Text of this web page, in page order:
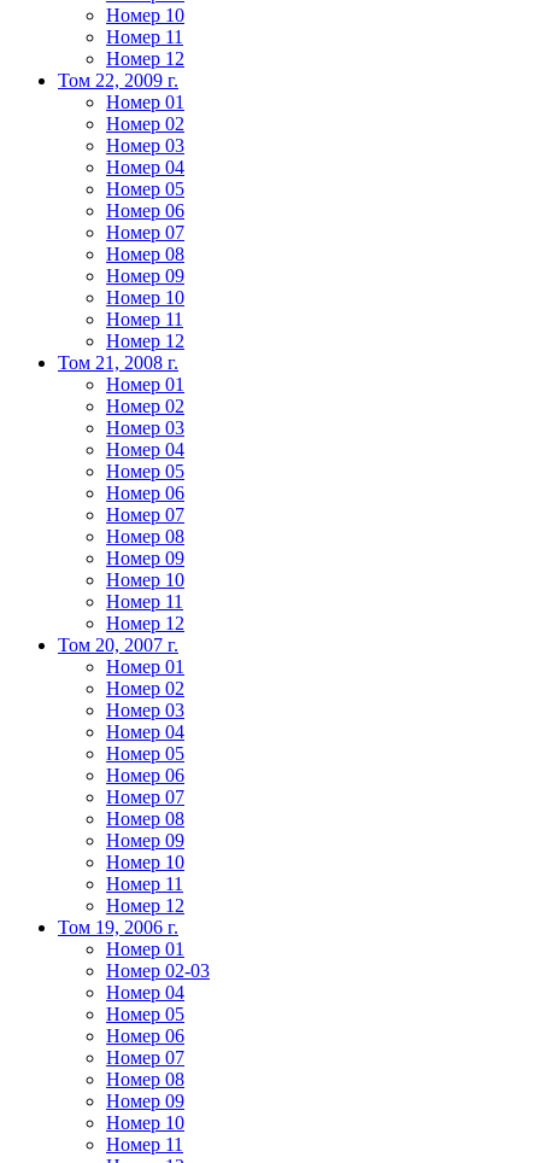
Номер 10
Номер 11
Номер 12
Том 22, 2009 г.
Номер 01
Номер 02
Номер 03
Номер 04
Номер 05
Номер 06
Номер 07
Номер 08
Номер 09
Номер 10
Номер 11
Номер 12
Том 21, 2008 г.
Номер 01
Номер 02
Номер 03
Номер 04
Номер 05
Номер 06
Номер 07
Номер 08
Номер 09
Номер 10
Номер 11
Номер 12
Том 20, 2007 г.
Номер 01
Номер 02
Номер 03
Номер 04
Номер 05
Номер 06
Номер 07
Номер 08
Номер 09
Номер 10
Номер 11
Номер 12
Том 19, 2006 г.
Номер 01
Номер 02-03
Номер 04
Номер 05
Номер 06
Номер 07
Номер 08
Номер 09
Номер 10
Номер 11